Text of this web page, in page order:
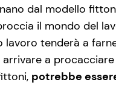
dal modello
il mondo del
lavoro tenderà a
a
potrebbe